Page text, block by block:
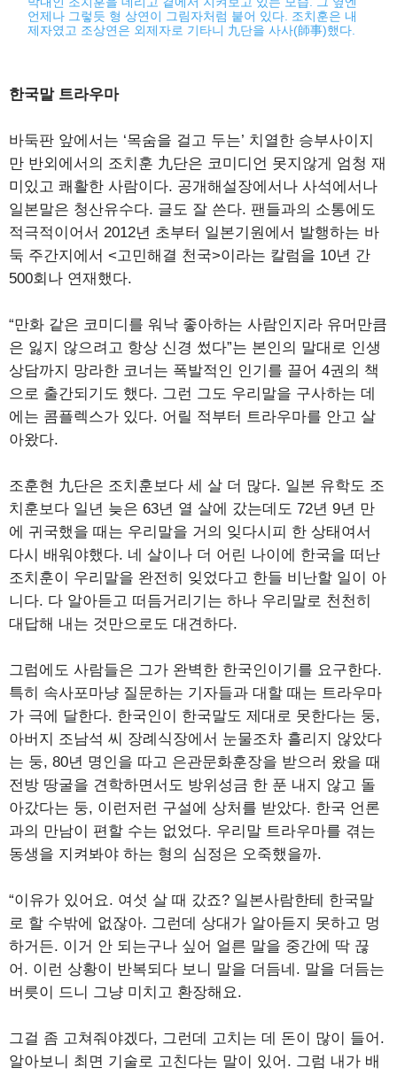
언제나 그렇듯 형 상연이 그림자처럼 붙어 있다. 조치훈은 내
제자였고 조상연은 외제자로 기타니 九단을 사사(師事)했다.
한국말 트라우마
바둑판 앞에서는 ‘목숨을 걸고 두는’ 치열한 승부사이지
만 반외에서의 조치훈 九단은 코미디언 못지않게 엄청 재
미있고 쾌활한 사람이다. 공개해설장에서나 사석에서나
일본말은 청산유수다. 글도 잘 쓴다. 팬들과의 소통에도
적극적이어서 2012년 초부터 일본기원에서 발행하는 바
둑 주간지에서 <고민해결 천국>이라는 칼럼을 10년 간
500회나 연재했다.
“만화 같은 코미디를 워낙 좋아하는 사람인지라 유머만큼
은 잃지 않으려고 항상 신경 썼다”는 본인의 말대로 인생
상담까지 망라한 코너는 폭발적인 인기를 끌어 4권의 책
으로 출간되기도 했다. 그런 그도 우리말을 구사하는 데
에는 콤플렉스가 있다. 어릴 적부터 트라우마를 안고 살
아왔다.
조훈현 九단은 조치훈보다 세 살 더 많다. 일본 유학도 조
치훈보다 일년 늦은 63년 열 살에 갔는데도 72년 9년 만
에 귀국했을 때는 우리말을 거의 잊다시피 한 상태여서
다시 배워야했다. 네 살이나 더 어린 나이에 한국을 떠난
조치훈이 우리말을 완전히 잊었다고 한들 비난할 일이 아
니다. 다 알아듣고 떠듬거리기는 하나 우리말로 천천히
대답해 내는 것만으로도 대견하다.
그럼에도 사람들은 그가 완벽한 한국인이기를 요구한다.
특히 속사포마냥 질문하는 기자들과 대할 때는 트라우마
가 극에 달한다. 한국인이 한국말도 제대로 못한다는 둥,
아버지 조남석 씨 장례식장에서 눈물조차 흘리지 않았다
는 둥, 80년 명인을 따고 은관문화훈장을 받으러 왔을 때
전방 땅굴을 견학하면서도 방위성금 한 푼 내지 않고 돌
아갔다는 둥, 이런저런 구설에 상처를 받았다. 한국 언론
과의 만남이 편할 수는 없었다. 우리말 트라우마를 겪는
동생을 지켜봐야 하는 형의 심정은 오죽했을까.
“이유가 있어요. 여섯 살 때 갔죠? 일본사람한테 한국말
로 할 수밖에 없잖아. 그런데 상대가 알아듣지 못하고 멍
하거든. 이거 안 되는구나 싶어 얼른 말을 중간에 딱 끊
어. 이런 상황이 반복되다 보니 말을 더듬네. 말을 더듬는
버릇이 드니 그냥 미치고 환장해요.
그걸 좀 고쳐줘야겠다, 그런데 고치는 데 돈이 많이 들어.
알아보니 최면 기술로 고친다는 말이 있어. 그럼 내가 배